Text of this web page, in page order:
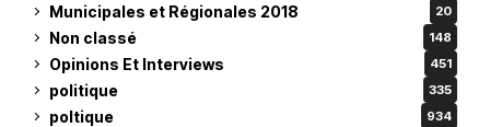
Municipales et Régionales 2018 20
Non classé 148
Opinions Et Interviews 451
politique 335
poltique 934